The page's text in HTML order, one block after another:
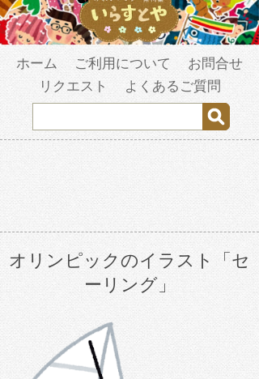
ホーム ご利用について
お問合せ
リクエスト
よくあるご質問
オリンピックのイラスト「セ
ーリング」